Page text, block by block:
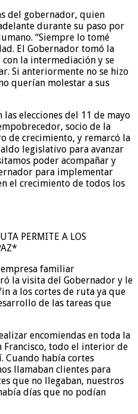
del gobernador, quien
durante su paso por
“Siempre lo tomé
El Gobernador tomó la
la intermediación y se
Si anteriormente no se hizo
querían molestar a sus
elecciones del 11 de mayo
socio de la
de crecimiento, y remarcó la
legislativo para avanzar
poder acompañar y
para implementar
el crecimiento de todos los
PERMITE A LOS
familiar
la visita del Gobernador y le
a los cortes de ruta ya que
de las tareas que
encomiendas en toda la
Francisco, todo el interior de
Cuando había cortes
llamaban clientes para
que no llegaban, nuestros
días que no podían